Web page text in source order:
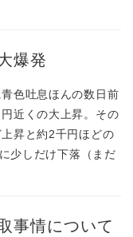
爆発
色吐息ほんの数日前
近くの大上昇。その
昇と約2千円ほどの
少しだけ下落（まだ
事情について